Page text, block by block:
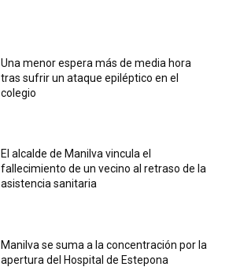
Una menor espera más de media hora
tras sufrir un ataque epiléptico en el
colegio
El alcalde de Manilva vincula el
fallecimiento de un vecino al retraso de la
asistencia sanitaria
Manilva se suma a la concentración por la
apertura del Hospital de Estepona